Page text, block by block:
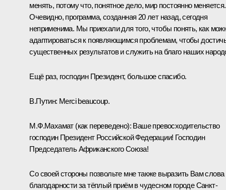
менять, потому что, понятное дело, мир постоянно меняется.
Очевидно, программа, созданная 20 лет назад, сегодня
неприменима. Мы приехали для того, чтобы понять, как
адаптироваться к появляющимся проблемам, чтобы
существенных результатов и служить на благо наших
Ещё раз, господин Президент, большое спасибо.
В.Путин: Merci beaucoup.
М.Ф.Махамат (как переведено): Ваше превосходительство
господин Президент Российской Федерации! Господин
Председатель Африканского Союза!
Со своей стороны позвольте мне также выразить Вам слова
благодарности за тёплый приём в чудесном городе Санкт-